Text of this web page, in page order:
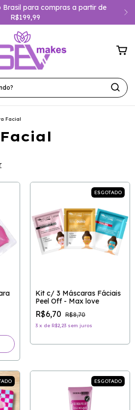
Brasil para compras a partir de
R$199,99
Facial
ESGOTADO
Kit c/ 3 Máscaras Fáciais
Peel Off - Max love
R$6,70 R$8,70
3 x de R$2,23 sem juros
ESGOTADO